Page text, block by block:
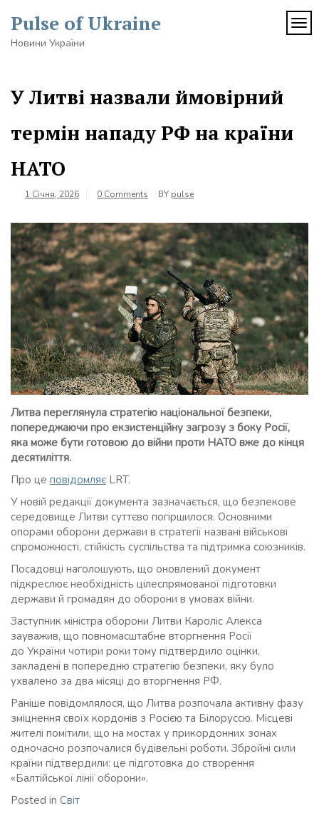
content
Pulse of Ukraine
Новини України
У Литві назвали ймовірний
термін нападу РФ на країни
НАТО
1 Січня, 2026 0 Comments BY pulse
Литва переглянула стратегію національної безпеки,
попереджаючи про екзистенційну загрозу з боку Росії,
яка може бути готовою до війни проти НАТО вже до кінця
десятиліття.
Про це повідомляє LRT.
У новій редакції документа зазначається, що безпекове
середовище Литви суттєво погіршилося. Основними
опорами оборони держави в стратегії названі військові
спроможності, стійкість суспільства та підтримка союзників.
Посадовці наголошують, що оновлений документ
підкреслює необхідність цілеспрямованої підготовки
держави й громадян до оборони в умовах війни.
Заступник міністра оборони Литви Кароліс Алекса
зауважив, що повномасштабне вторгнення Росії
до України чотири роки тому підтвердило оцінки,
закладені в попередню стратегію безпеки, яку було
ухвалено за два місяці до вторгнення РФ.
Раніше повідомлялося, що Литва розпочала активну фазу
зміцнення своїх кордонів з Росією та Білоруссю. Місцеві
жителі помітили, що на мостах у прикордонних зонах
одночасно розпочалися будівельні роботи. Збройні сили
країни підтвердили: це підготовка до створення
«Балтійської лінії оборони».
Posted in Світ